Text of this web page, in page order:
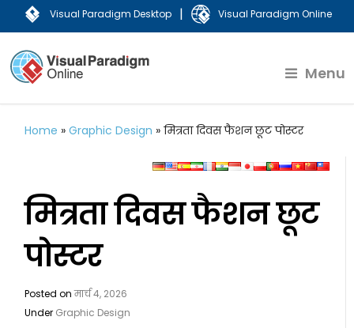
Visual Paradigm Desktop | Visual Paradigm Online
Menu
Home »Graphic Design »मित्रता दिवस फैशन छूट पोस्टर
मित्रता दिवस फैशन छूट
पोस्टर
Posted onमार्च 4, 2026
Under Graphic Design